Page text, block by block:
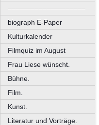
––––––––––––––––––––
biograph E-Paper
Kulturkalender
Filmquiz im August
Frau Liese wünscht.
Bühne.
Film.
Kunst.
Literatur und Vorträge.